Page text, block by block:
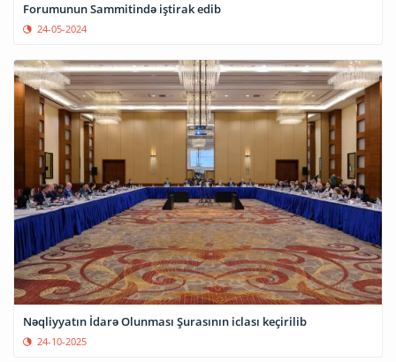
Forumunun Sammitində iştirak edib
24-05-2024
Nəqliyyatın İdarə Olunması Şurasının iclası keçirilib
24-10-2025